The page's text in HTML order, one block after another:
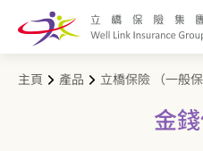
主頁 產品 立橋保險 （一般保
金